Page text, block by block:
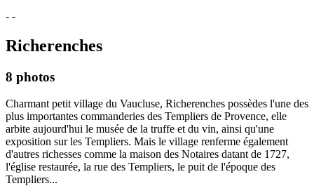
- -
Richerenches
8 photos
Charmant petit village du Vaucluse, Richerenches possèdes l'une des
plus importantes commanderies des Templiers de Provence, elle
arbite aujourd'hui le musée de la truffe et du vin, ainsi qu'une
exposition sur les Templiers. Mais le village renferme également
d'autres richesses comme la maison des Notaires datant de 1727,
l'église restaurée, la rue des Templiers, le puit de l'époque des
Templiers...